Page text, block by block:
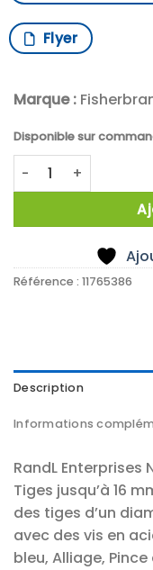
Flyer
Marque :
Disponible sur
quantité de NOIX DE
Référence : 11765386
Description
Informations
RandL Enterprises
Tiges jusqu’à 16
des tiges d’un
avec des vis en
bleu, Alliage,